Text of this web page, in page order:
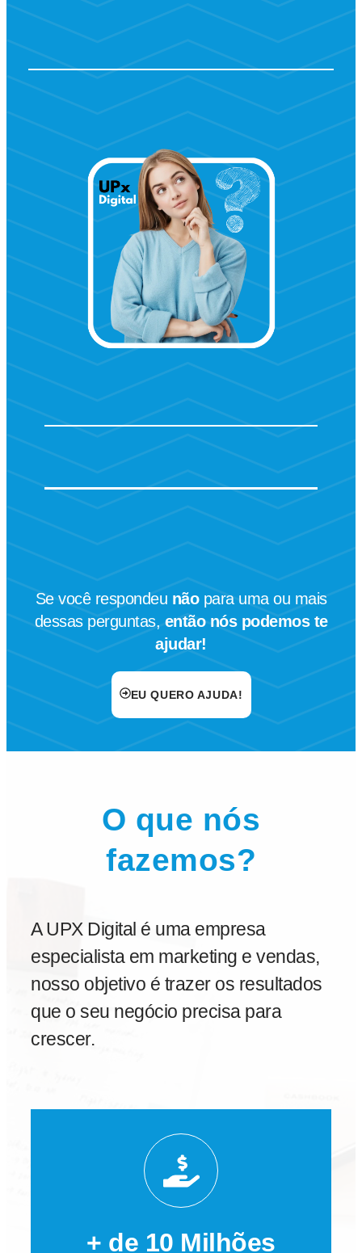
Se você respondeu nãopara uma ou mais
dessas perguntas, então nós podemos te
ajudar!
EU QUERO AJUDA!
O que nós
fazemos?
A UPX Digital é uma empresa
especialista em marketing e vendas,
nosso objetivo é trazer os resultados
que o seu negócio precisa para
crescer.
+ de 10 Milhões